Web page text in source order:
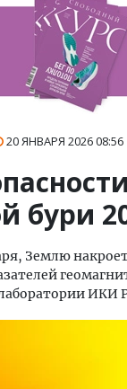
20 ЯНВАРЯ 202608:56
бури
Землю
ИКИ